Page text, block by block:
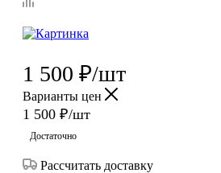
1 500 ₽/шт
Варианты цен
1 500 ₽/шт
Достаточно
Рассчитать доставку